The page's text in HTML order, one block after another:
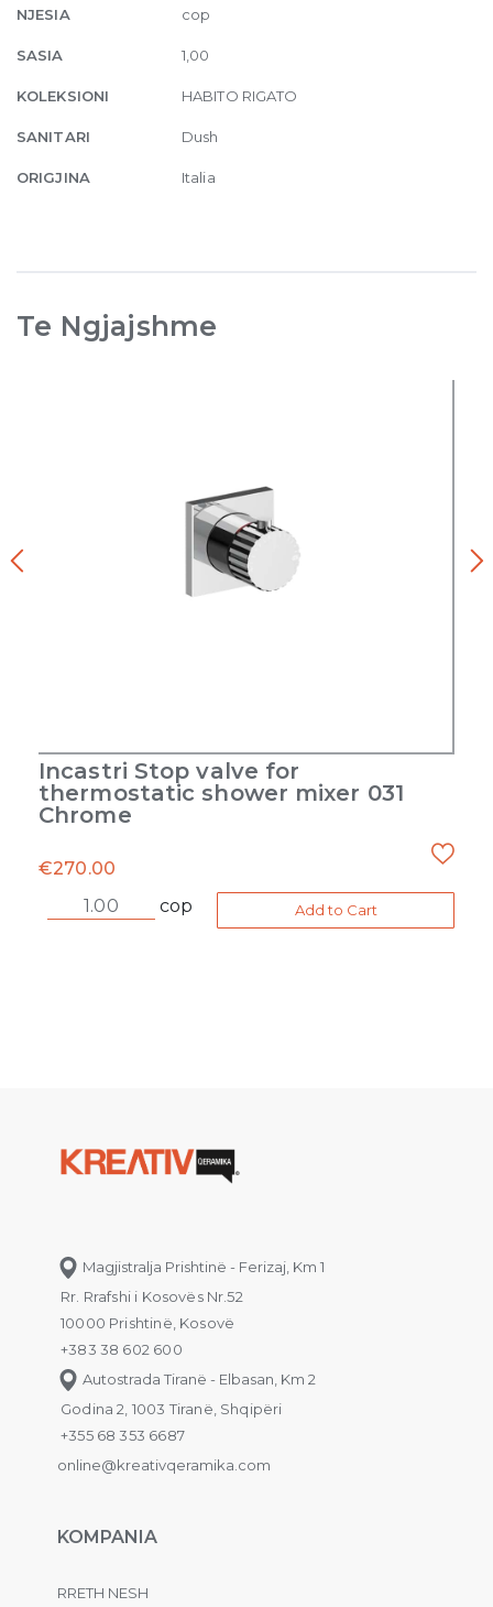
NJESIA cop
SASIA 1,00
KOLEKSIONI HABITO RIGATO
SANITARI Dush
ORIGJINA Italia
Te Ngjajshme
Incastri Stop valve for
thermostatic shower mixer 031
Chrome
€270.00
cop
Add to Cart
Magjistralja Prishtinë - Ferizaj, Km 1
Rr. Rrafshi i Kosovës Nr.52
10000 Prishtinë, Kosovë
+383 38 602 600
Autostrada Tiranë - Elbasan, Km 2
Godina 2, 1003 Tiranë, Shqipëri
+355 68 353 6687
online@kreativqeramika.com
KOMPANIA
RRETH NESH